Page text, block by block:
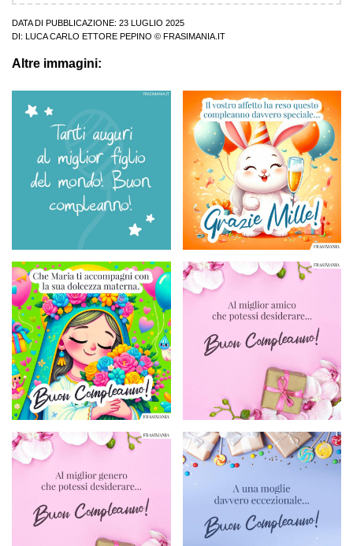
DATA DI PUBBLICAZIONE: 23 LUGLIO 2025
DI:
LUCA CARLO ETTORE PEPINO © FRASIMANIA.IT
Altre immagini: